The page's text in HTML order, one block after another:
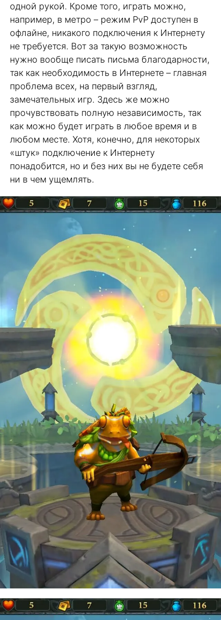
одной рукой. Кроме того, играть можно,
например, в метро – режим PvP доступен в
офлайне, никакого подключения к Интернету
не требуется. Вот за такую возможность
нужно вообще писать письма благодарности,
так как необходимость в Интернете – главная
проблема всех, на первый взгляд,
замечательных игр. Здесь же можно
прочувствовать полную независимость, так
как можно будет играть в любое время и в
любом месте. Хотя, конечно, для некоторых
«штук» подключение к Интернету
понадобится, но и без них вы не будете себя
ни в чем ущемлять.